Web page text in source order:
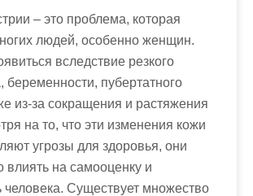
– это проблема, которая
людей, особенно женщин.
вследствие резкого
беременности, пубертатного
из-за сокращения и растяжения
на то, что эти изменения кожи
угрозы для здоровья, они
влиять на самооценку и
человека. Существует множество